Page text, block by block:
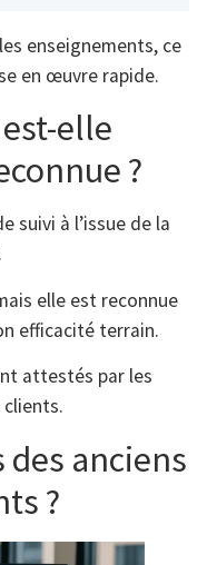
enseignements, ce
en œuvre rapide.
elle
?
suivi à l’issue de la
elle est reconnue
efficacité terrain.
attestés par les
des anciens
?